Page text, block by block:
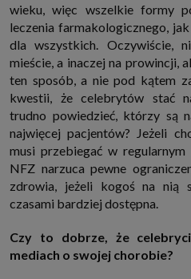
podstawie umowy o powierzenie
taki podmiot do odpowiedniego
nich do własnych celów.
Cookies
Na naszych stronach używamy
np. cookie lub local storage do
osobowych w celu personalizowania
ruchu na stronach, aplikacjach i w
wykorzystują również podmioty z
Partnerzy, którzy także chcą
Cookies to dane informatyczne
Twoim urządzeniu końcowym (tj. twój
które przeglądarka wysyła do
stronę z tego urządzenia, podczas
Szczegółową informację na temat
znajdziesz
pod tym linkiem
o tym jak zmienić ustawienia
urządzenia.
Twoje uprawnienia
wieku, więc wszelkie formy
leczenia farmakologicznego,
dla wszystkich. Oczywiście,
mieście, a inaczej na prowincji,
ten sposób, a nie pod kątem
kwestii, że celebrytów stać
trudno powiedzieć, którzy są
najwięcej pacjentów? Jeżeli
musi przebiegać w
NFZ narzuca pewne
zdrowia, jeżeli kogoś na nią
czasami bardziej dostępna.
Czy to dobrze, że
mediach o swojej chorobie?